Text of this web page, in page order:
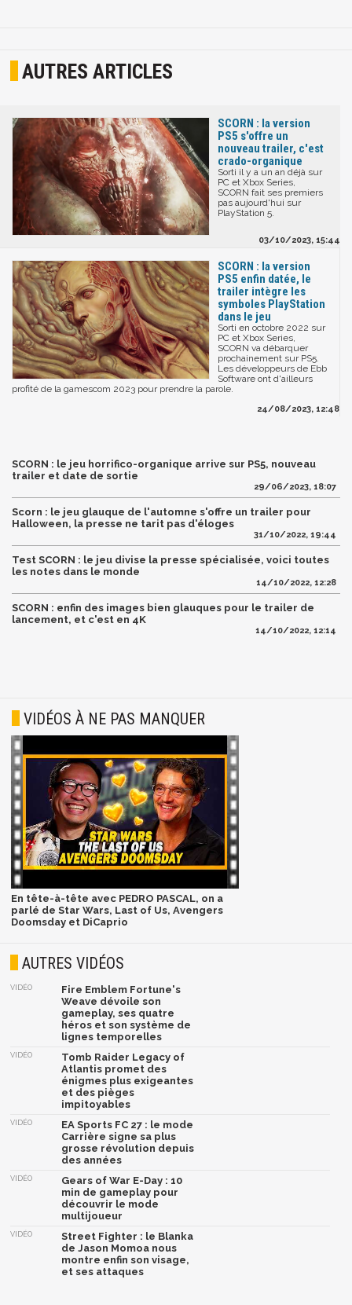
AUTRES ARTICLES
SCORN : la version
PS5 s'offre un
nouveau trailer, c'est
crado-organique
Sorti il y a un an déjà sur
PC et Xbox Series,
SCORN fait ses premiers
pas aujourd'hui sur
PlayStation 5.
03/10/2023, 15:44
SCORN : la version
PS5 enfin datée, le
trailer intègre les
symboles PlayStation
dans le jeu
Sorti en octobre 2022 sur
PC et Xbox Series,
SCORN va débarquer
prochainement sur PS5.
Les développeurs de Ebb
Software ont d'ailleurs
profité de la gamescom 2023 pour prendre la parole.
24/08/2023, 12:48
SCORN : le jeu horrifico-organique arrive sur PS5, nouveau
trailer et date de sortie
29/06/2023, 18:07
Scorn : le jeu glauque de l'automne s'offre un trailer pour
Halloween, la presse ne tarit pas d'éloges
31/10/2022, 19:44
Test SCORN : le jeu divise la presse spécialisée, voici toutes
les notes dans le monde
14/10/2022, 12:28
SCORN : enfin des images bien glauques pour le trailer de
lancement, et c'est en 4K
14/10/2022, 12:14
VIDÉOS À NE PAS MANQUER
En tête-à-tête avec PEDRO PASCAL, on a
parlé de Star Wars, Last of Us, Avengers
Doomsday et DiCaprio
AUTRES VIDÉOS
VIDÉO
Fire Emblem Fortune's
Weave dévoile son
gameplay, ses quatre
héros et son système de
lignes temporelles
VIDÉO
Tomb Raider Legacy of
Atlantis promet des
énigmes plus exigeantes
et des pièges
impitoyables
VIDÉO
EA Sports FC 27 : le mode
Carrière signe sa plus
grosse révolution depuis
des années
VIDÉO
Gears of War E-Day : 10
min de gameplay pour
découvrir le mode
multijoueur
VIDÉO
Street Fighter : le Blanka
de Jason Momoa nous
montre enfin son visage,
et ses attaques